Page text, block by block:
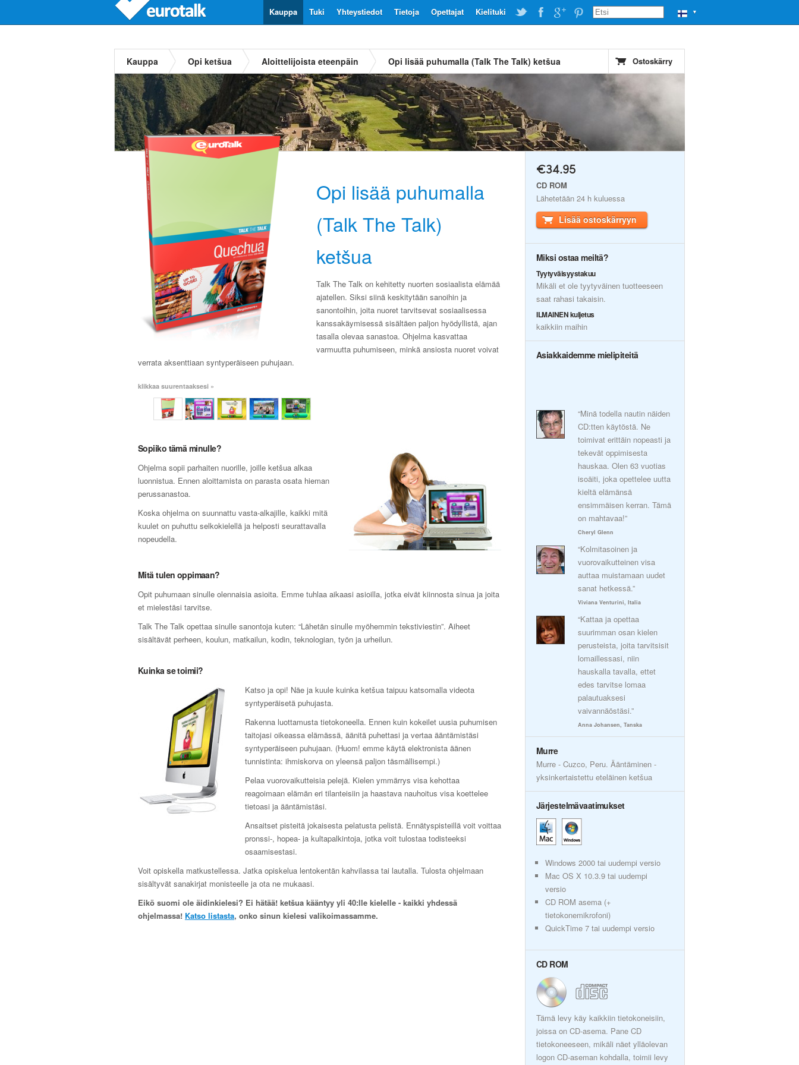
▼
Kielituki
Opettajat
Tietoja
Yhteystiedot
Tuki
Kauppa
Kauppa Opi ketšua Aloittelijoista eteenpäin Opi lisää puhumalla (Talk The Talk) ketšua Ostoskärry
Opi lisää puhumalla
(Talk The Talk)
ketšua
Talk The Talk on kehitetty nuorten sosiaalista elämää
ajatellen. Siksi siinä keskitytään sanoihin ja
sanontoihin, joita nuoret tarvitsevat sosiaalisessa
kanssakäymisessä sisältäen paljon hyödyllistä, ajan
tasalla olevaa sanastoa. Ohjelma kasvattaa
varmuutta puhumiseen, minkä ansiosta nuoret voivat
verrata aksenttiaan syntyperäiseen puhujaan.
klikkaa suurentaaksesi »
Sopiiko tämä minulle?
Ohjelma sopii parhaiten nuorille, joille ketšua alkaa
luonnistua. Ennen aloittamista on parasta osata hieman
perussanastoa.
Koska ohjelma on suunnattu vasta-alkajille, kaikki mitä
kuulet on puhuttu selkokielellä ja helposti seurattavalla
nopeudella.
Mitä tulen oppimaan?
Opit puhumaan sinulle olennaisia asioita. Emme tuhlaa aikaasi asioilla, jotka eivät kiinnosta sinua ja joita
et mielestäsi tarvitse.
Talk The Talk opettaa sinulle sanontoja kuten: “Lähetän sinulle myöhemmin tekstiviestin”. Aiheet
sisältävät perheen, koulun, matkailun, kodin, teknologian, työn ja urheilun.
Kuinka se toimii?
Katso ja opi! Näe ja kuule kuinka ketšua taipuu katsomalla videota
syntyperäisetä puhujasta.
Rakenna luottamusta tietokoneella. Ennen kuin kokeilet uusia puhumisen
taitojasi oikeassa elämässä, äänitä puhettasi ja vertaa ääntämistäsi
syntyperäiseen puhujaan. (Huom! emme käytä elektronista äänen
tunnistinta: ihmiskorva on yleensä paljon täsmällisempi.)
Pelaa vuorovaikutteisia pelejä. Kielen ymmärrys visa kehottaa
reagoimaan elämän eri tilanteisiin ja haastava nauhoitus visa koettelee
tietoasi ja ääntämistäsi.
Ansaitset pisteitä jokaisesta pelatusta pelistä. Ennätyspisteillä voit voittaa
pronssi-, hopea- ja kultapalkintoja, jotka voit tulostaa todisteeksi
osaamisestasi.
Voit opiskella matkustellessa. Jatka opiskelua lentokentän kahvilassa tai lautalla. Tulosta ohjelmaan
sisältyvät sanakirjat monisteelle ja ota ne mukaasi.
Eikö suomi ole äidinkielesi? Ei hätää! ketšua kääntyy yli 40:lle kielelle - kaikki yhdessä
ohjelmassa! Katso listasta, onko sinun kielesi valikoimassamme.
€34.95
CD ROM
Lähetetään 24 h kuluessa
Lisää ostoskärryyn
Miksi ostaa meiltä?
Tyytyväisyystakuu
Mikäli et ole tyytyväinen tuotteeseen
saat rahasi takaisin.
ILMAINEN kuljetus
kaikkiin maihin
Asiakkaidemme mielipiteitä
“Minä todella nautin näiden
CD:tten käytöstä. Ne
toimivat erittäin nopeasti ja
tekevät oppimisesta
hauskaa. Olen 63 vuotias
isoäiti, joka opettelee uutta
kieltä elämänsä
ensimmäisen kerran. Tämä
on mahtavaa!”
Cheryl Glenn
“Kolmitasoinen ja
vuorovaikutteinen visa
auttaa muistamaan uudet
sanat hetkessä.”
Viviana Venturini, Italia
“Kattaa ja opettaa
suurimman osan kielen
perusteista, joita tarvitsisit
lomaillessasi, niin
hauskalla tavalla, ettet
edes tarvitse lomaa
palautuaksesi
vaivannäöstäsi.”
Anna Johansen, Tanska
Murre
Murre - Cuzco, Peru. Ääntäminen -
yksinkertaistettu eteläinen ketšua
Järjestelmävaatimukset
Windows 2000 tai uudempi versio
Mac OS X 10.3.9 tai uudempi
versio
CD ROM asema (+
tietokonemikrofoni)
QuickTime 7 tai uudempi versio
CD ROM
Tämä levy käy kaikkiin tietokoneisiin,
joissa on CD-asema. Pane CD
tietokoneeseen, mikäli näet ylläolevan
logon CD-aseman kohdalla, toimii levy